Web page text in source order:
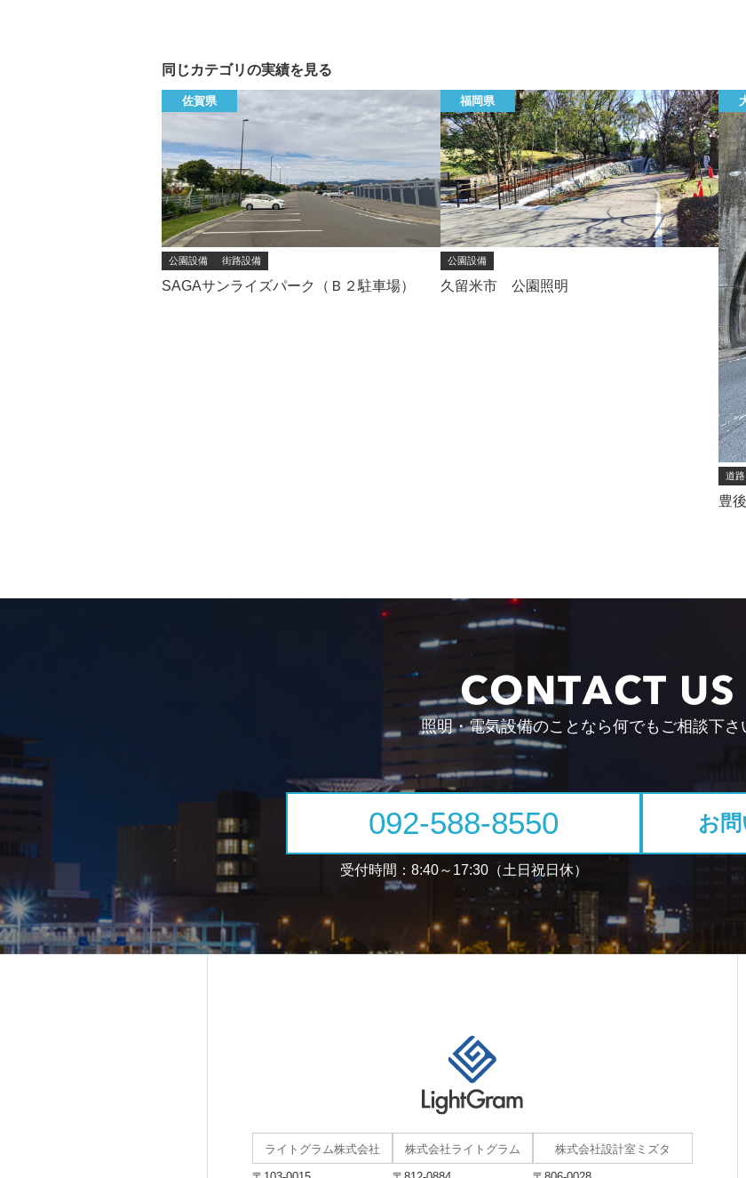
同じカテゴリの実績を見る
佐賀県
公園設備 街路設備
SAGAサンライズパーク（Ｂ２駐車場）
福岡県
公園設備
久留米市 公園照明
道
豊
照明・電気設備のことなら何でもご相談下さ
092-588-8550
受付時間：8:40～17:30（土日祝日休）
お
ライトグラム株式会社 株式会社ライトグラム 株式会社設計室ミズタ